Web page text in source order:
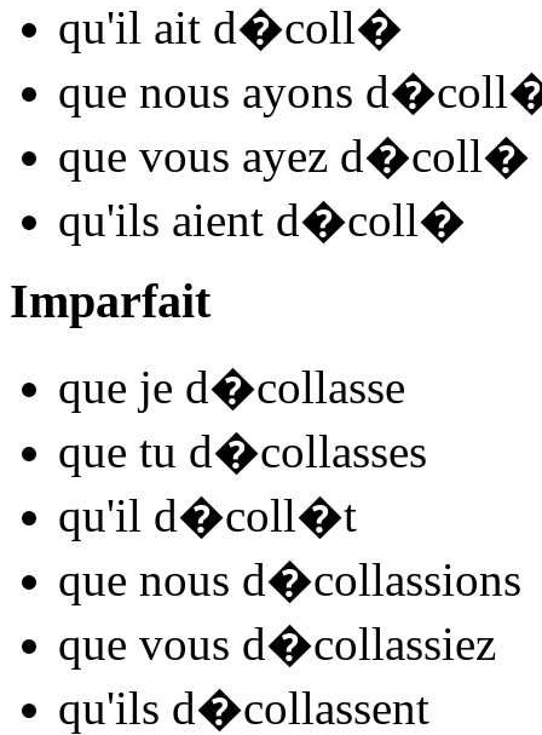
qu'il ait d�coll�
que nous ayons d�coll
que vous ayez d�coll�
qu'ils aient d�coll�
Imparfait
que je d�collasse
que tu d�collasses
qu'il d�coll�t
que nous d�collassions
que vous d�collassiez
qu'ils d�collassent